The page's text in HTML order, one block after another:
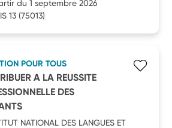
du 1 septembre 2026
13 (75013)
POUR TOUS
A LA REUSSITE
DES
NATIONAL DES LANGUES ET